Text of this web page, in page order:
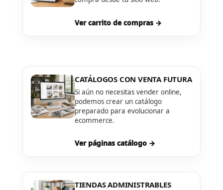
Ver carrito de compras →
CATÁLOGOS CON VENTA FUTURA
Si aún no necesitas vender online,
podemos crear un catálogo
preparado para evolucionar a
ecommerce.
Ver páginas catálogo →
TIENDAS ADMINISTRABLES